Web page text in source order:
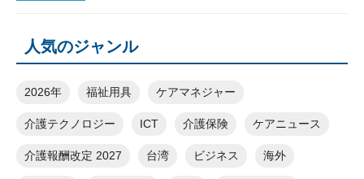
人気のジャンル
2026年 福祉用具 ケアマネジャー
介護テクノロジー ICT 介護保険 ケアニュース
介護報酬改定 2027 台湾 ビジネス 海外